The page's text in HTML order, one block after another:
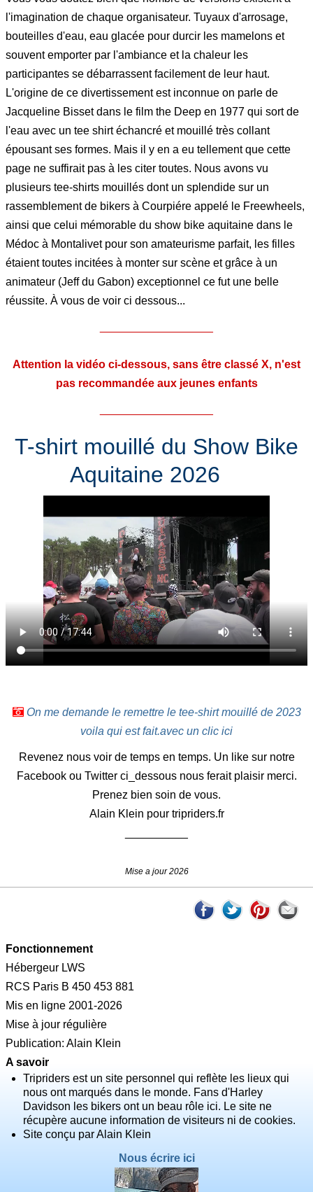
l'imagination de chaque organisateur. Tuyaux d'arrosage,
bouteilles d'eau, eau glacée pour durcir les mamelons et
souvent emporter par l'ambiance et la chaleur les
participantes se débarrassent facilement de leur haut.
L'origine de ce divertissement est inconnue on parle de
Jacqueline Bisset dans le film the Deep en 1977 qui sort de
l'eau avec un tee shirt échancré et mouillé très collant
épousant ses formes. Mais il y en a eu tellement que cette
page ne suffirait pas à les citer toutes. Nous avons vu
plusieurs tee-shirts mouillés dont un splendide sur un
rassemblement de bikers à Courpiére appelé le Freewheels,
ainsi que celui mémorable du show bike aquitaine dans le
Médoc à Montalivet pour son amateurisme parfait, les filles
étaient toutes incitées à monter sur scène et grâce à un
animateur (Jeff du Gabon) exceptionnel ce fut une belle
réussite. À vous de voir ci dessous...
Attention la vidéo ci-dessous, sans être classé X, n'est
pas recommandée aux jeunes enfants
T-shirt mouillé du Show Bike
Aquitaine 2026
On me demande le remettre le tee-shirt mouillé de 2023
voila qui est fait.avec un clic ici
Revenez nous voir de temps en temps. Un like sur notre
Facebook ou Twitter ci_dessous nous ferait plaisir merci.
Prenez bien soin de vous.
Alain Klein pour tripriders.fr
Mise a jour 2026
Fonctionnement
Hébergeur LWS
RCS Paris B 450 453 881
Mis en ligne 2001-2026
Mise à jour régulière
Publication: Alain Klein
A savoir
Tripriders est un site personnel qui reflète les lieux qui
nous ont marqués dans le monde. Fans d'Harley
Davidson les bikers ont un beau rôle ici. Le site ne
récupère aucune information de visiteurs ni de cookies.
Site conçu par Alain Klein
Nous écrire ici